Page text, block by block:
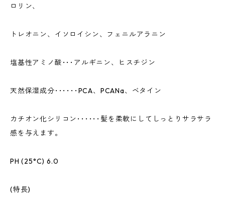
ロリン、
トレオニン、イソロイシン、フェニルアラニン
塩基性アミノ酸･･･アルギニン、ヒスチジン
天然保湿成分･･････PCA、PCANa、ベタイン
カチオン化シリコン･･････髪を柔軟にしてしっとりサラサラ
感を与えます。
PH (25°C) 6.0
(特長)